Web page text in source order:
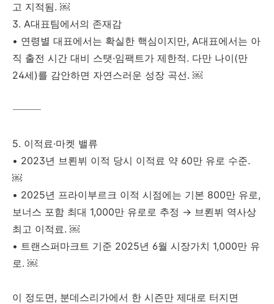
고 지적됨. ￼
3. A대표팀에서의 존재감
• 연령별 대표에서는 확실한 핵심이지만, A대표에서는 아
직 출전 시간 대비 스탯·임팩트가 제한적. 다만 나이(만
24세)를 감안하면 자연스러운 성장 곡선. ￼
⸻
5. 이적료·마켓 밸류
• 2023년 브뢴뷔 이적 당시 이적료 약 60만 유로 수준.
￼
• 2025년 프라이부르크 이적 시점에는 기본 800만 유로,
보너스 포함 최대 1,000만 유로로 추정 → 브뢴뷔 역사상
최고 이적료. ￼
• 트랜스퍼마크트 기준 2025년 6월 시장가치 1,000만 유
로. ￼
이 정도면, 분데스리가에서 한 시즌만 제대로 터지면